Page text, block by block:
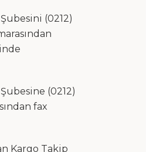
(0212)
(0212)
fax
Kargo Takip